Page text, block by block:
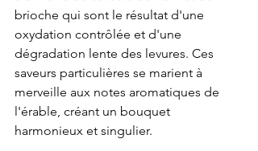
brioche qui sont le résultat d'une
oxydation contrôlée et d'une
dégradation lente des levures. Ces
saveurs particulières se marient à
merveille aux notes aromatiques de
l'érable, créant un bouquet
harmonieux et singulier.